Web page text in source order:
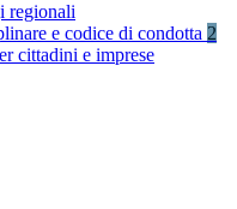
regionali
e codice di condotta 2
cittadini e imprese